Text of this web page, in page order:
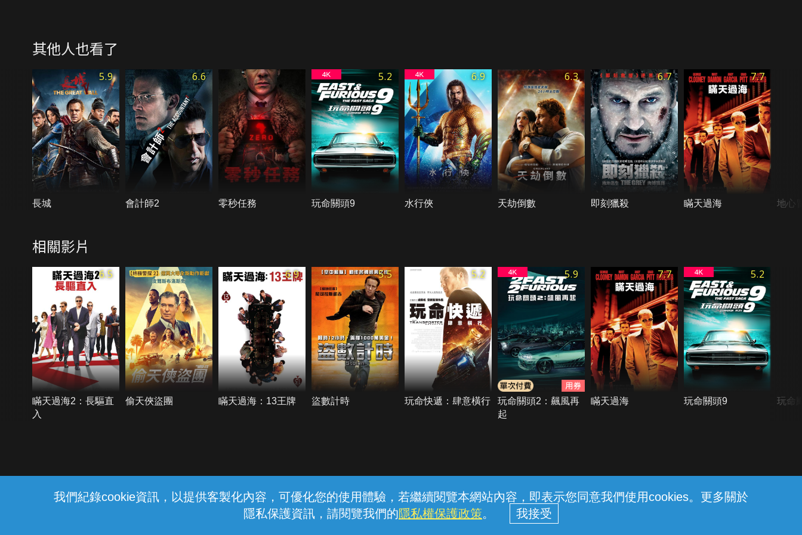
我們紀錄cookie資訊，以提供客製化內容，可優化您的使用體驗，若繼續閱覽本網站內容，即表示您同意我們使用cookies。更多關於
隱私保護資訊，請閱覽我們的隱私權保護政策。
其他人也看了
5.9
長城
6.6
會計師2 零秒任務
5.2
玩命關頭9
6.9
水行俠
6.3
天劫倒數
6.7
即刻獵殺
7.7
瞞天過海 地心
相關影片
6.5
瞞天過海2：長驅直
入
偷天俠盜團
6.9
瞞天過海：13王牌
5.5
盜數計時
5.2
玩命快遞：肆意橫行
5.9
玩命關頭2：飆風再
起
7.7
瞞天過海
5.2
玩命關頭9 玩命
線上客服 服務條款 隱私權保護
中華電信股份有限公司個人家庭分公司 (統一編號：96979949) © 2026